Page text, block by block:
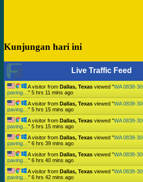
Kunjungan hari ini
Live Traffic Feed
A visitor from Dallas, Texas viewed "WA 0838-
paving… " 5 hrs 11 mins ago
A visitor from Dallas, Texas viewed "WA 0838-
paving… " 5 hrs 15 mins ago
A visitor from Dallas, Texas viewed "WA 0838-
paving… " 5 hrs 15 mins ago
A visitor from Dallas, Texas viewed "WA 0838-
paving… " 6 hrs 39 mins ago
A visitor from Dallas, Texas viewed "WA 0838-
paving… " 6 hrs 40 mins ago
A visitor from Dallas, Texas viewed "WA 0838-
paving… " 6 hrs 42 mins ago